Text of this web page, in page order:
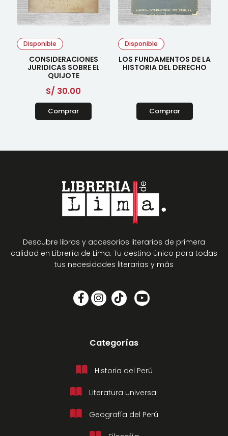
Disponible
CONSIDERACIONES
JURIDICAS SOBRE EL
QUIJOTE
S/ 30.00
Comprar
Disponible
LOS FUNDAMENTOS DE LA
HISTORIA DEL DERECHO
Comprar
Descubre libros y accesorios literarios de primera
calidad en Librería de Lima. Tu destino único para todas
tus necesidades literarias y más
Categorías
Historia del Perú
Literatura universal
Geografía del Perú